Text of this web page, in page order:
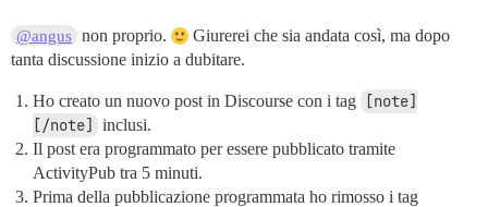
@angus non proprio.
Giurerei che sia andata così, ma dopo
tanta discussione inizio a dubitare.
Ho creato un nuovo post in Discourse con i tag
[note]
[/note]
inclusi.
Il post era programmato per essere pubblicato tramite
ActivityPub tra 5 minuti.
Prima della pubblicazione programmata ho rimosso i tag